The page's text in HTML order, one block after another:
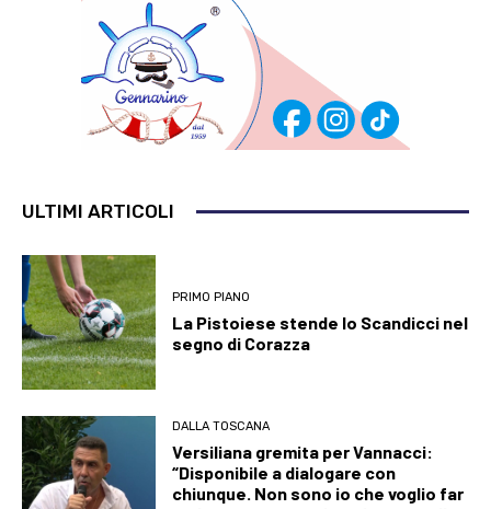
ULTIMI ARTICOLI
PRIMO PIANO
La Pistoiese stende lo Scandicci nel
segno di Corazza
DALLA TOSCANA
Versiliana gremita per Vannacci:
“Disponibile a dialogare con
chiunque. Non sono io che voglio far